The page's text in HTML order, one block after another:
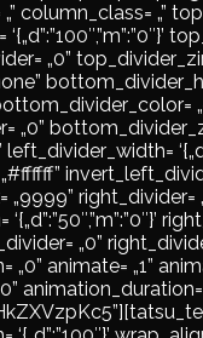
column_class= „”
„0”
bottom_divider_color=
„0”
right_divider=
„0”
„0” animate= „1”
animation_duration=